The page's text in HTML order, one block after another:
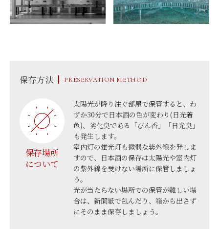
保存方法 PRESERVATION METHOD
保存場所
について
太陽光が降り注ぐ部屋で保管すると、わ
ずか30分で日本酒の色が変わり(日光着
色)、劣化臭である「びん香」「日光臭」
も発生します。
室内灯の蛍光灯も微弱な紫外線を発しま
すので、日本酒の保存は太陽光や室内灯
の紫外線を受けない場所に保管しましょ
う。
光が当たらない場所での保管が難しい場
合は、新聞紙で包んだり、箱から出さず
にそのまま保存しましょう。